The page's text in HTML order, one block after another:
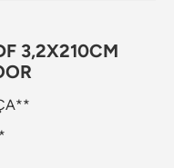
3,2X210CM
**
*